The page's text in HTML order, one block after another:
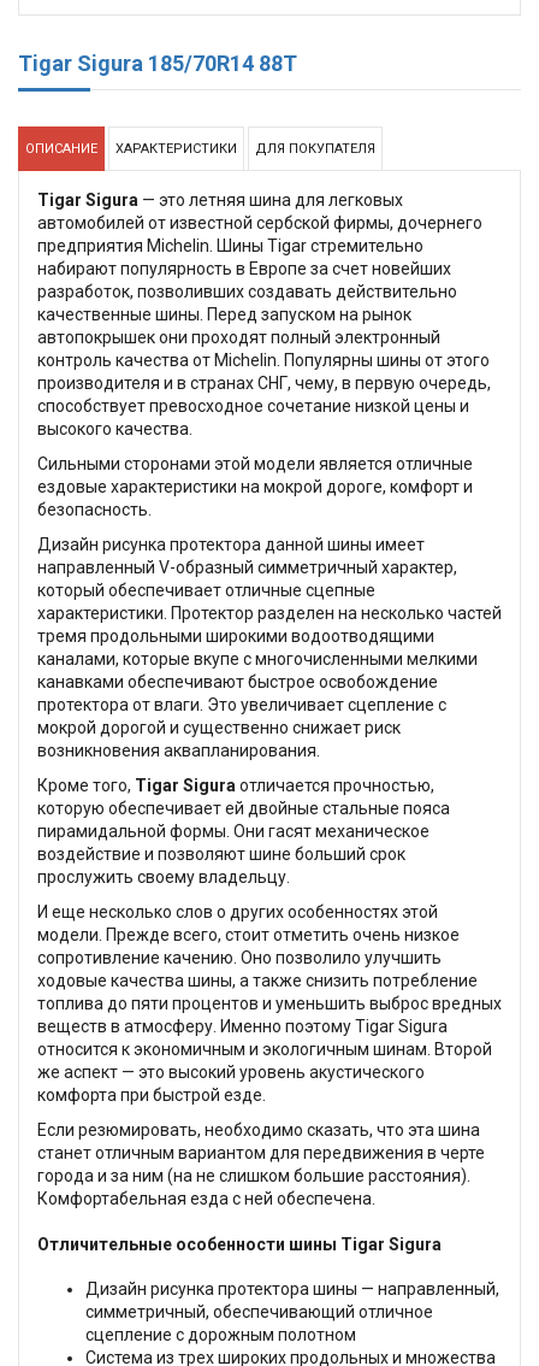
Tigar Sigura 185/70R14 88T
ОПИСАНИЕ ХАРАКТЕРИСТИКИ ДЛЯ ПОКУПАТЕЛЯ
Tigar Sigura — это летняя шина для легковых
автомобилей от известной сербской фирмы, дочернего
предприятия Michelin. Шины Tigar стремительно
набирают популярность в Европе за счет новейших
разработок, позволивших создавать действительно
качественные шины. Перед запуском на рынок
автопокрышек они проходят полный электронный
контроль качества от Michelin. Популярны шины от этого
производителя и в странах СНГ, чему, в первую очередь,
способствует превосходное сочетание низкой цены и
высокого качества.
Сильными сторонами этой модели является отличные
ездовые характеристики на мокрой дороге, комфорт и
безопасность.
Дизайн рисунка протектора данной шины имеет
направленный V-образный симметричный характер,
который обеспечивает отличные сцепные
характеристики. Протектор разделен на несколько частей
тремя продольными широкими водоотводящими
каналами, которые вкупе с многочисленными мелкими
канавками обеспечивают быстрое освобождение
протектора от влаги. Это увеличивает сцепление с
мокрой дорогой и существенно снижает риск
возникновения аквапланирования.
Кроме того, Tigar Sigura отличается прочностью,
которую обеспечивает ей двойные стальные пояса
пирамидальной формы. Они гасят механическое
воздействие и позволяют шине больший срок
прослужить своему владельцу.
И еще несколько слов о других особенностях этой
модели. Прежде всего, стоит отметить очень низкое
сопротивление качению. Оно позволило улучшить
ходовые качества шины, а также снизить потребление
топлива до пяти процентов и уменьшить выброс вредных
веществ в атмосферу. Именно поэтому Tigar Sigura
относится к экономичным и экологичным шинам. Второй
же аспект — это высокий уровень акустического
комфорта при быстрой езде.
Если резюмировать, необходимо сказать, что эта шина
станет отличным вариантом для передвижения в черте
города и за ним (на не слишком большие расстояния).
Комфортабельная езда с ней обеспечена.
Отличительные особенности шины Tigar Sigura
Дизайн рисунка протектора шины — направленный,
симметричный, обеспечивающий отличное
сцепление с дорожным полотном
Система из трех широких продольных и множества